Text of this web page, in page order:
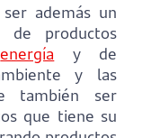
además un
productos
energía y de
y las
también ser
que tiene su